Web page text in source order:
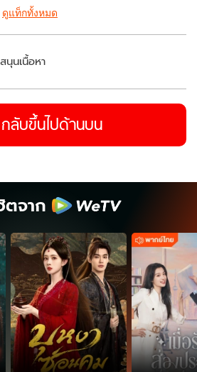
ดูแท็กทั้งหมด
นุนเนื้อหา
กลับขึ้นไปด้านบน
จาก